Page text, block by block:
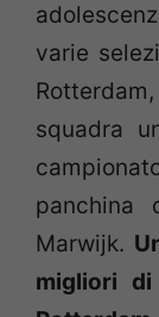
varie
squadra
panchina
Marwijk.
migliori